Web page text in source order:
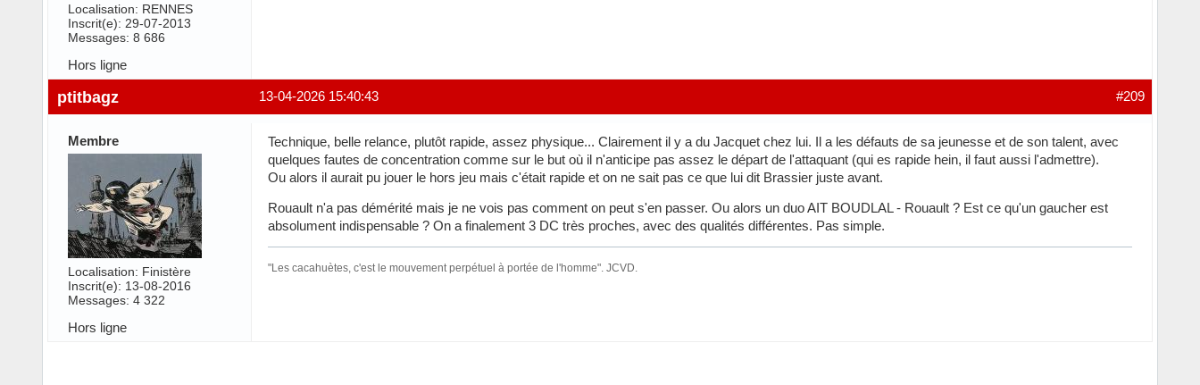
Localisation: RENNES
Inscrit(e): 29-07-2013
Messages: 8 686
Hors ligne
#209
13-04-2026 15:40:43
ptitbagz
Membre
Localisation: Finistère
Inscrit(e): 13-08-2016
Messages: 4 322
Technique, belle relance, plutôt rapide, assez physique... Clairement il y a du Jacquet chez lui. Il a les défauts de sa jeunesse et de son talent, avec
quelques fautes de concentration comme sur le but où il n'anticipe pas assez le départ de l'attaquant (qui es rapide hein, il faut aussi l'admettre).
Ou alors il aurait pu jouer le hors jeu mais c'était rapide et on ne sait pas ce que lui dit Brassier juste avant.
Rouault n'a pas démérité mais je ne vois pas comment on peut s'en passer. Ou alors un duo AIT BOUDLAL - Rouault ? Est ce qu'un gaucher est
absolument indispensable ? On a finalement 3 DC très proches, avec des qualités différentes. Pas simple.
"Les cacahuètes, c'est le mouvement perpétuel à portée de l'homme". JCVD.
Hors ligne